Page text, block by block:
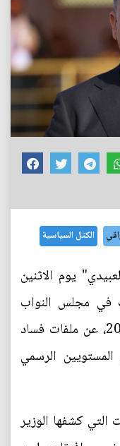
الكتل السياسية
يوم الاثنين
في مجلس النواب
العراقي الموافق 1/آب/أغسطس 2016، عن ملفات فساد
الرسمي
التي كشفها الوزير